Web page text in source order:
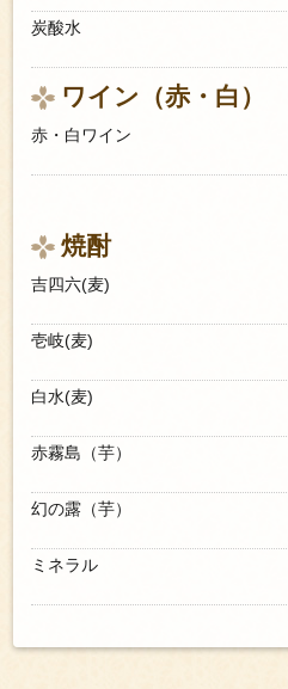
炭酸水
ワイン（赤・白）
赤・白ワイン
焼酎
吉四六(麦)
壱岐(麦)
白水(麦)
赤霧島（芋）
幻の露（芋）
ミネラル